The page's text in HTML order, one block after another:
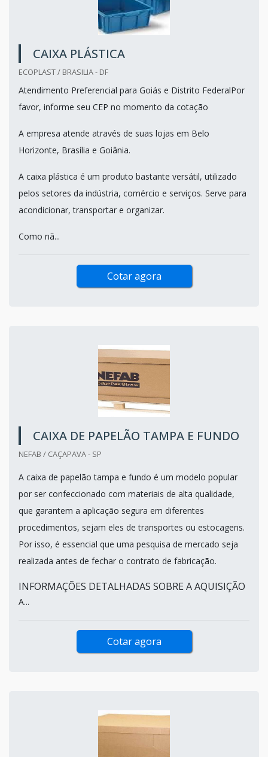
CAIXA PLÁSTICA
ECOPLAST / BRASILIA - DF
Atendimento Preferencial para Goiás e Distrito FederalPor
favor, informe seu CEP no momento da cotação
A empresa atende através de suas lojas em Belo
Horizonte, Brasília e Goiânia.
A caixa plástica é um produto bastante versátil, utilizado
pelos setores da indústria, comércio e serviços. Serve para
acondicionar, transportar e organizar.
Como nã...
Cotar agora
CAIXA DE PAPELÃO TAMPA E FUNDO
NEFAB / CAÇAPAVA - SP
A caixa de papelão tampa e fundo é um modelo popular
por ser confeccionado com materiais de alta qualidade,
que garantem a aplicação segura em diferentes
procedimentos, sejam eles de transportes ou estocagens.
Por isso, é essencial que uma pesquisa de mercado seja
realizada antes de fechar o contrato de fabricação.
INFORMAÇÕES DETALHADAS SOBRE A AQUISIÇÃO
A...
Cotar agora